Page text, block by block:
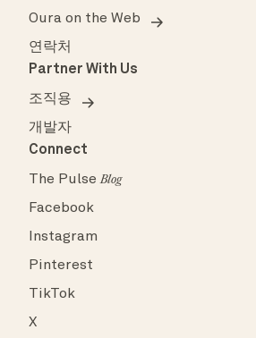
Oura on the Web
연락처
Partner With Us
조직용
개발자
Connect
The PulseBlog
Facebook
Instagram
Pinterest
TikTok
X